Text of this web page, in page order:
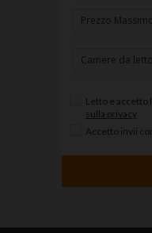
Prezzo
Camere da letto
Letto e accetto
sulla privacy
Accetto invii